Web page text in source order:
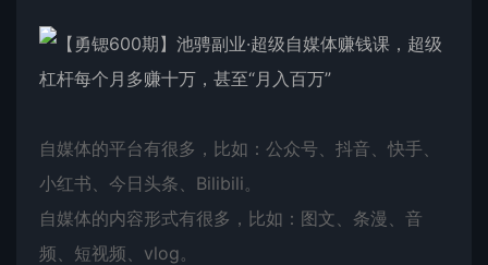
自媒体的平台有很多，比如：公众号、抖音、快手、
小红书、今日头条、Bilibili。
自媒体的内容形式有很多，比如：图文、条漫、音
频、短视频、vlog。